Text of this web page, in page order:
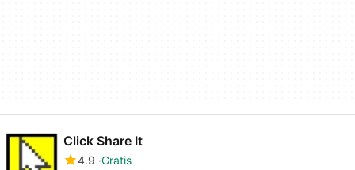
Click Share It
4.9 Gratis